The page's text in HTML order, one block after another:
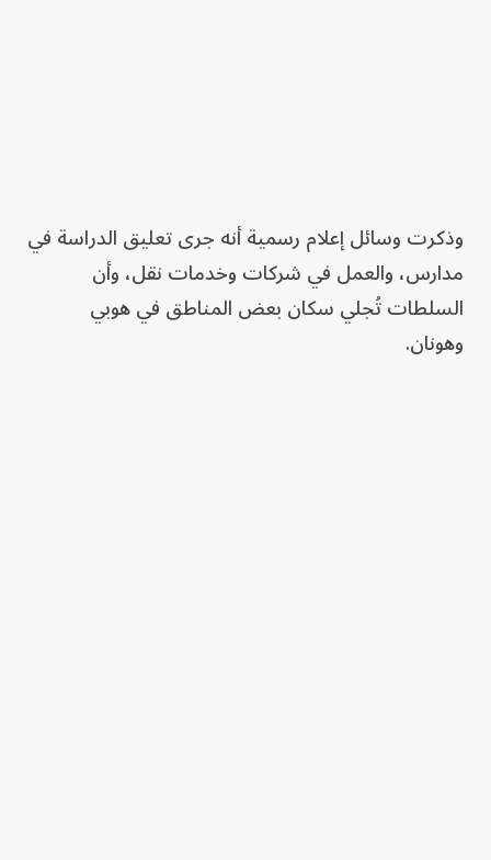
وذكرت وسائل إعلام رسمية أنه جرى تعليق الدراسة في
مدارس، والعمل في شركات وخدمات نقل، وأن
السلطات تُجلي سكان بعض المناطق في هوبي
وهونان.